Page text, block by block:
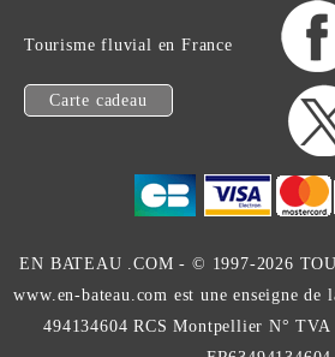
Tourisme fluvial en France
Carte cadeau
EN BATEAU .COM - © 1997-2026
www.en-bateau.com est une enseigne de
494134604 RCS Montpellier N° TVA